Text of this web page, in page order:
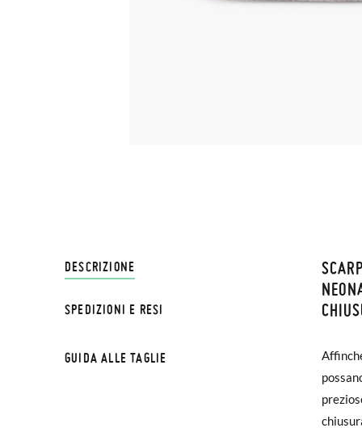
DESCRIZIONE
SPEDIZIONI E RESI
Su
Se le
GUIDA ALLE TAGLIE
NOTA